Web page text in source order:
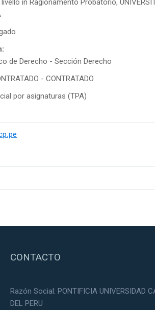
in Ragionamento Probatorio,
de Derecho - Sección Derecho
- CONTRATADO
por asignaturas (TPA)
CONTACTO
Razón Social: PONTIFICIA UNIVERSIDAD
DEL PERU